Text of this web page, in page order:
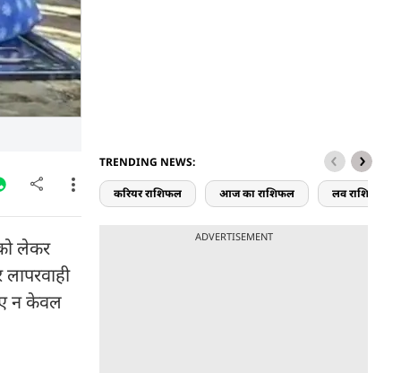
लेकर
न केवल
TRENDING NEWS:
करियर राशिफल आज का राशिफल लव राशिफल
ADVERTISEMENT